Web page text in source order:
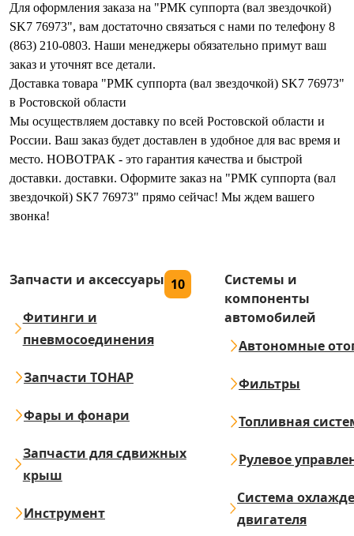
Для оформления заказа на "РМК суппорта (вал звездочкой)
SK7 76973", вам достаточно связаться с нами по телефону 8
(863) 210-0803. Наши менеджеры обязательно примут ваш
заказ и уточнят все детали.
Доставка товара "РМК суппорта (вал звездочкой) SK7 76973"
в Ростовской области
Мы осуществляем доставку по всей Ростовской области и
России. Ваш заказ будет доставлен в удобное для вас время и
место. НОВОТРАК - это гарантия качества и быстрой
доставки. доставки. Оформите заказ на "РМК суппорта (вал
звездочкой) SK7 76973" прямо сейчас! Мы ждем вашего
звонка!
Запчасти и аксессуары 10
Фитинги и
пневмосоединения
Запчасти ТОНАР
Фары и фонари
Запчасти для сдвижных
крыш
Инструмент
Системы и
компоненты
автомобилей
Автономные
Фильтры
Топливная
Рулевое
Система
двигателя